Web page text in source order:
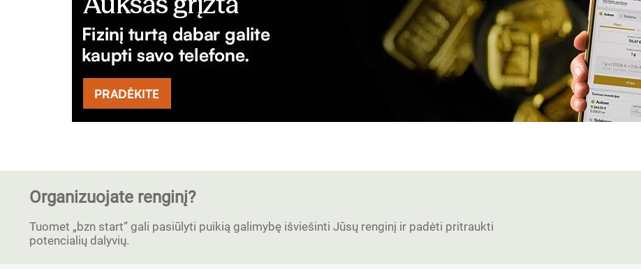
Organizuojate renginį?
Tuomet „bzn start” gali pasiūlyti puikią galimybę išviešinti Jūsų renginį ir padėti pritraukti
potencialių dalyvių.